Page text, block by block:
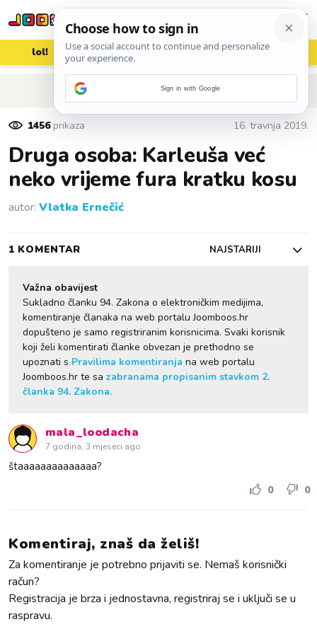
lol! aww vrh! woot?!
POVRATAK NA ČLANAK
1456prikaza 16. travnja 2019.
Druga osoba: Karleuša već
neko vrijeme fura kratku kosu
autor: Vlatka Ernečić
1 KOMENTAR NAJSTARIJI
Važna obavijest
Sukladno članku 94. Zakona o elektroničkim medijima,
komentiranje članaka na web portalu Joomboos.hr
dopušteno je samo registriranim korisnicima. Svaki korisnik
koji želi komentirati članke obvezan je prethodno se
upoznati s Pravilima komentiranja na web portalu
Joomboos.hr te sa zabranama propisanim stavkom 2.
članka 94. Zakona.
mala_loodacha
7 godina, 3 mjeseci ago
štaaaaaaaaaaaaaa?
0 0
Komentiraj, znaš da želiš!
Za komentiranje je potrebno prijaviti se. Nemaš korisnički
račun?
Registracija je brza i jednostavna, registriraj se i uključi se u
raspravu.
Sign in with Google